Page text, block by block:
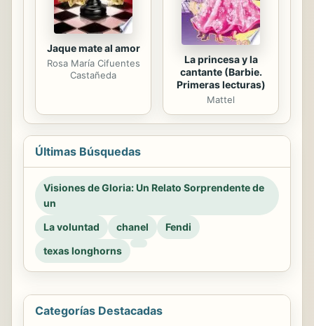
Jaque mate al amor
Rosa María Cifuentes
Castañeda
La princesa y la
cantante (Barbie.
Primeras lecturas)
Mattel
Últimas Búsquedas
Visiones de Gloria: Un Relato Sorprendente de
un
La voluntad
chanel
Fendi
texas longhorns
Categorías Destacadas